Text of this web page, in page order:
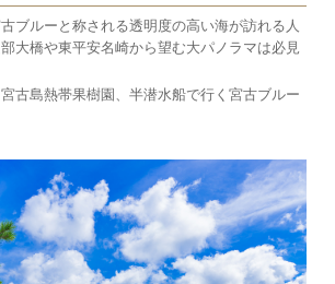
ブルーと称される透明度の高い海が訪れる人
大橋や東平安名崎から望む大パノラマは必見
古島熱帯果樹園、半潜水船で行く宮古ブルー